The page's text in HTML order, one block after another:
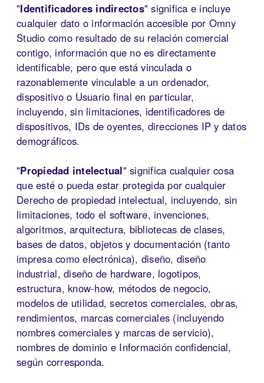
"Identificadores indirectos" significa e incluye
cualquier dato o información accesible por Omny
Studio como resultado de su relación comercial
contigo, información que no es directamente
identificable, pero que está vinculada o
razonablemente vinculable a un ordenador,
dispositivo o Usuario final en particular,
incluyendo, sin limitaciones, identificadores de
dispositivos, IDs de oyentes, direcciones IP y datos
demográficos.
"Propiedad intelectual" significa cualquier cosa
que esté o pueda estar protegida por cualquier
Derecho de propiedad intelectual, incluyendo, sin
limitaciones, todo el software, invenciones,
algoritmos, arquitectura, bibliotecas de clases,
bases de datos, objetos y documentación (tanto
impresa como electrónica), diseño, diseño
industrial, diseño de hardware, logotipos,
estructura, know-how, métodos de negocio,
modelos de utilidad, secretos comerciales, obras,
rendimientos, marcas comerciales (incluyendo
nombres comerciales y marcas de servicio),
nombres de dominio e Información confidencial,
según corresponda.